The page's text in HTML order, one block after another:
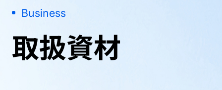
Business
取扱資材